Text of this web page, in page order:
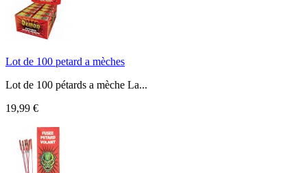
Lot de 100 petard a mèches
Lot de 100 pétards a mèche La...
19,99 €